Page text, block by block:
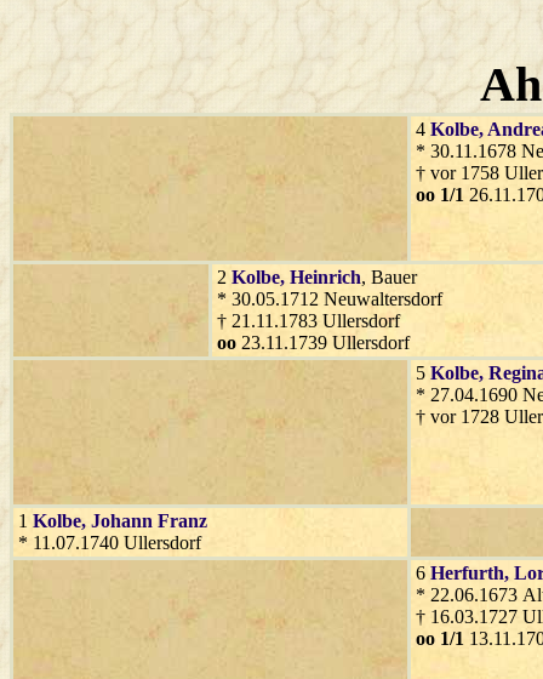
4 Kolbe,
* 30.11.1678
† vor 1758
oo 1/1
2 Kolbe, Heinrich, Bauer
* 30.05.1712 Neuwaltersdorf
† 21.11.1783 Ullersdorf
oo 23.11.1739 Ullersdorf
5 Kolbe,
* 27.04.1690
† vor 1728
1 Kolbe, Johann Franz
* 11.07.1740 Ullersdorf
6 Herfurth,
* 22.06.1673
† 16.03.1727
oo 1/1